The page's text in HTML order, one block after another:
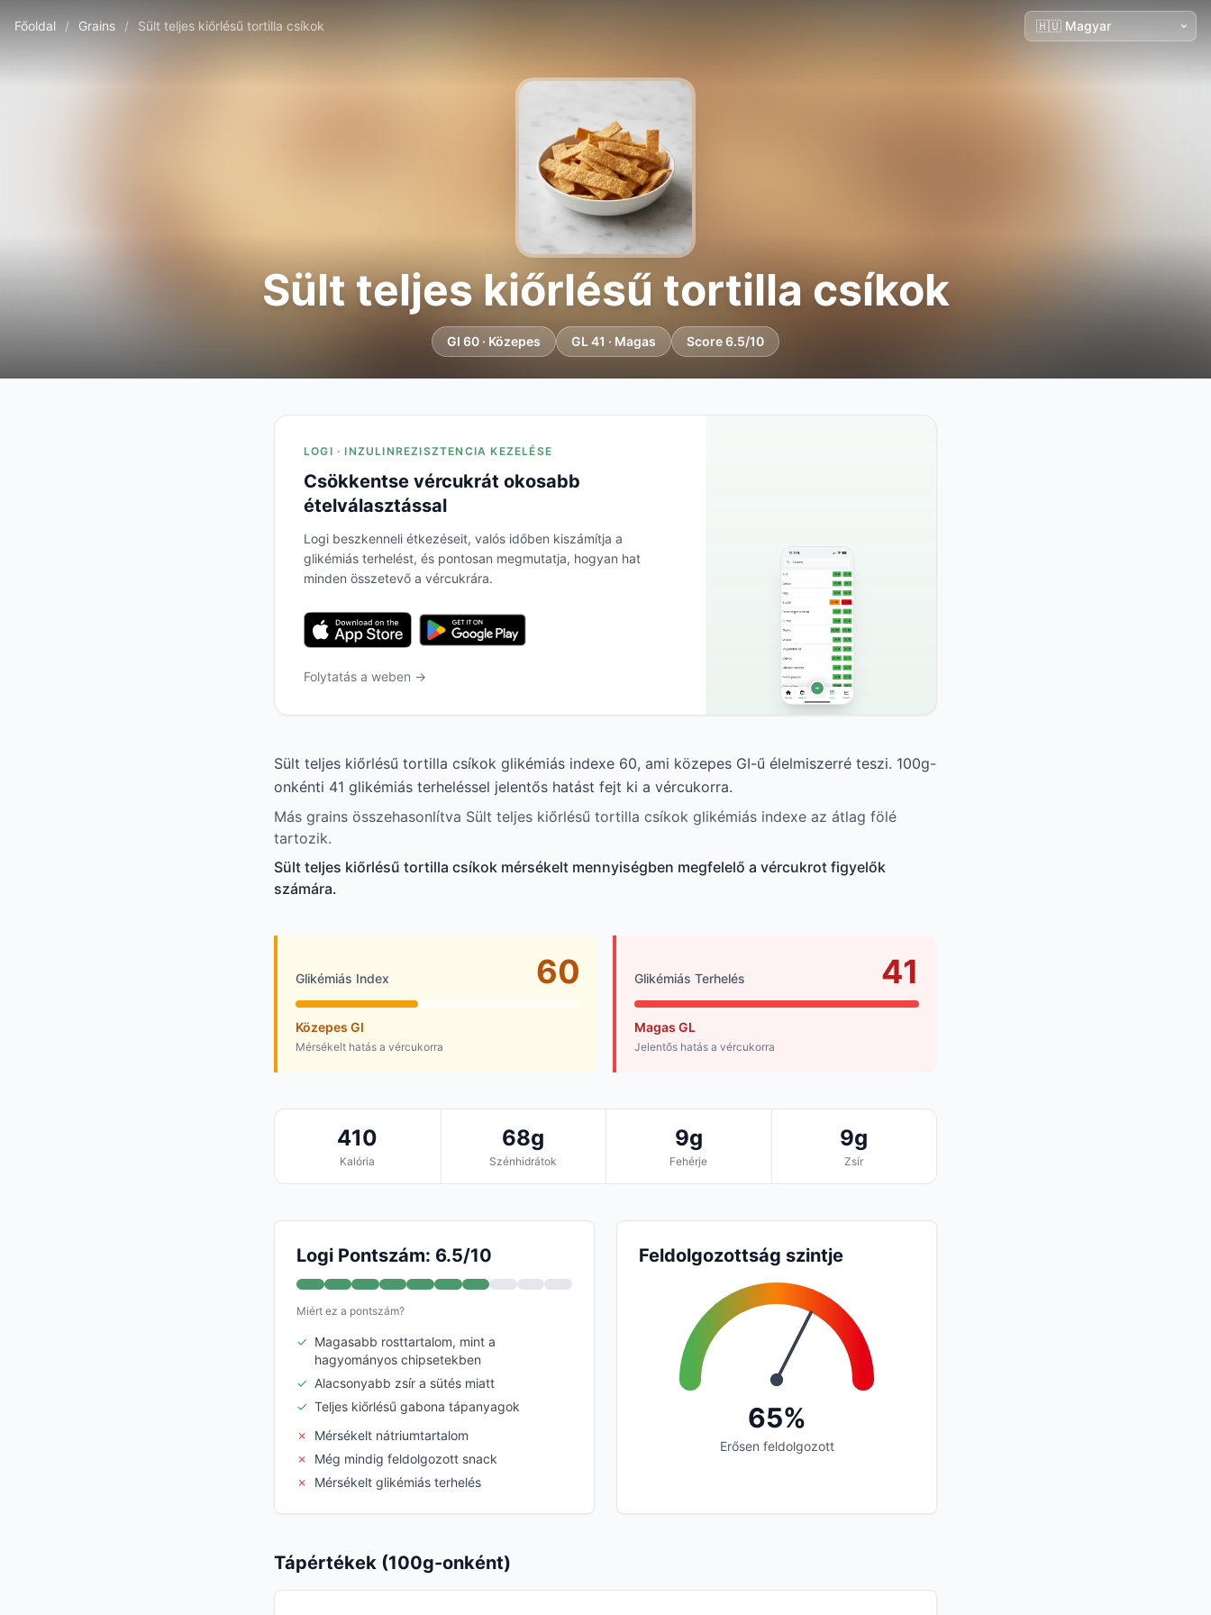
Főoldal / Grains / Sült teljes kiőrlésű tortilla csíkok
Sült teljes kiőrlésű tortilla csíkok
GI 60 · Közepes GL 41 · Magas Score 6.5/10
LOGI · INZULINREZISZTENCIA KEZELÉSE
Csökkentse vércukrát okosabb
ételválasztással
Logi beszkenneli étkezéseit, valós időben kiszámítja a
glikémiás terhelést, és pontosan megmutatja, hogyan hat
minden összetevő a vércukrára.
Folytatás a weben →
Sült teljes kiőrlésű tortilla csíkok glikémiás indexe 60, ami közepes GI-ű élelmiszerré teszi. 100g-
onkénti 41 glikémiás terheléssel jelentős hatást fejt ki a vércukorra.
Más grains összehasonlítva Sült teljes kiőrlésű tortilla csíkok glikémiás indexe az átlag fölé
tartozik.
Sült teljes kiőrlésű tortilla csíkok mérsékelt mennyiségben megfelelő a vércukrot figyelők
számára.
Glikémiás Index 60
Közepes GI
Mérsékelt hatás a vércukorra
Glikémiás Terhelés 41
Magas GL
Jelentős hatás a vércukorra
410
Kalória
68g
Szénhidrátok
9g
Fehérje
9g
Zsír
Logi Pontszám: 6.5/10
Miért ez a pontszám?
✓ Magasabb rosttartalom, mint a
hagyományos chipsetekben
✓ Alacsonyabb zsír a sütés miatt
✓ Teljes kiőrlésű gabona tápanyagok
✗
Mérsékelt nátriumtartalom
✗
Még mindig feldolgozott snack
✗
Mérsékelt glikémiás terhelés
Feldolgozottság szintje
65%
Erősen feldolgozott
Tápértékek (100g-onként)